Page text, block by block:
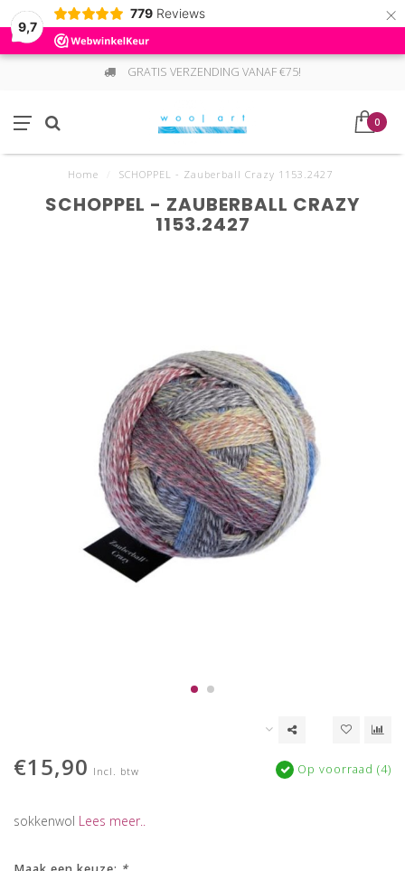
9,7
779 Reviews ×
GRATIS VERZENDING VANAF €75!
0
Home SCHOPPEL - Zauberball Crazy 1153.2427
SCHOPPEL - ZAUBERBALL CRAZY
1153.2427
€15,90 Incl. btw Op voorraad (4)
sokkenwol Lees meer..